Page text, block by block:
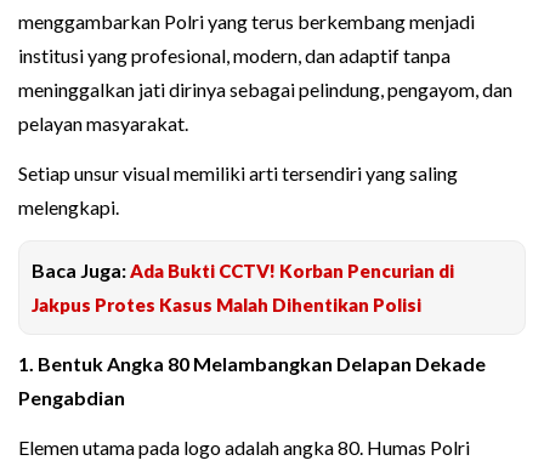
menggambarkan Polri yang terus berkembang menjadi
institusi yang profesional, modern, dan adaptif tanpa
meninggalkan jati dirinya sebagai pelindung, pengayom, dan
pelayan masyarakat.
Setiap unsur visual memiliki arti tersendiri yang saling
melengkapi.
Baca Juga:Ada Bukti CCTV! Korban Pencurian di
Jakpus Protes Kasus Malah Dihentikan Polisi
1. Bentuk Angka 80 Melambangkan Delapan Dekade
Pengabdian
Elemen utama pada logo adalah angka 80. Humas Polri